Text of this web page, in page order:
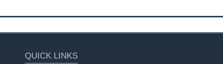
QUICK LINKS